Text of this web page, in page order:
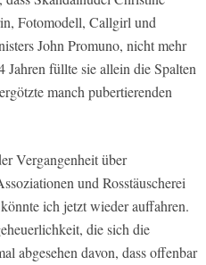
Fotomodell, Callgirl und
John Promuno, nicht mehr
füllte sie allein die Spalten
manch pubertierenden
Vergangenheit über
und Rosstäuscherei
ich jetzt wieder auffahren.
die sich die
abgesehen davon, dass offenbar